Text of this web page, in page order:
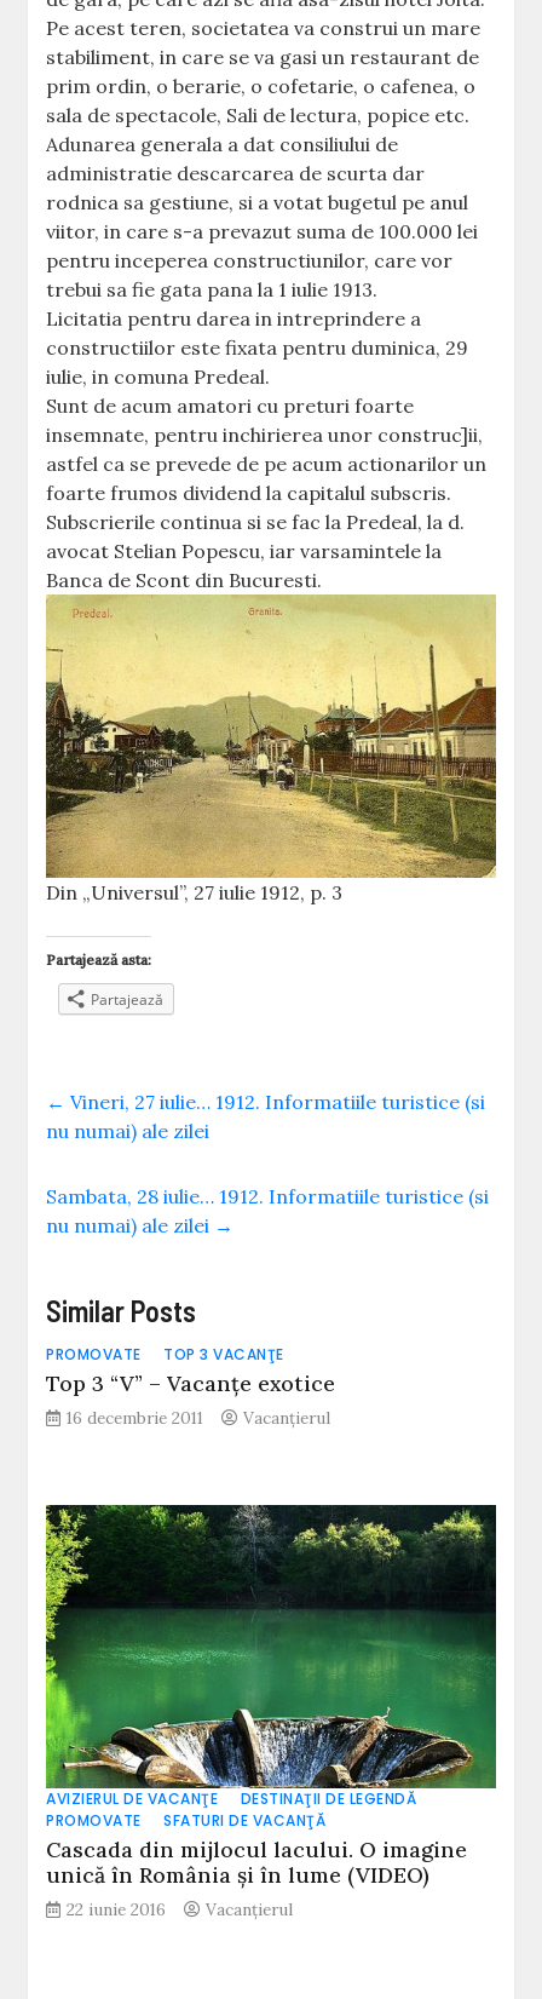
Pe acest teren, societatea va construi un mare
stabiliment, in care se va gasi un restaurant de
prim ordin, o berarie, o cofetarie, o cafenea, o
sala de spectacole, Sali de lectura, popice etc.
Adunarea generala a dat consiliului de
administratie descarcarea de scurta dar
rodnica sa gestiune, si a votat bugetul pe anul
viitor, in care s-a prevazut suma de 100.000 lei
pentru inceperea constructiunilor, care vor
trebui sa fie gata pana la 1 iulie 1913.
Licitatia pentru darea in intreprindere a
constructiilor este fixata pentru duminica, 29
iulie, in comuna Predeal.
Sunt de acum amatori cu preturi foarte
insemnate, pentru inchirierea unor construc]ii,
astfel ca se prevede de pe acum actionarilor un
foarte frumos dividend la capitalul subscris.
Subscrierile continua si se fac la Predeal, la d.
avocat Stelian Popescu, iar varsamintele la
Banca de Scont din Bucuresti.
Din „Universul”, 27 iulie 1912, p. 3
Partajează asta:
Partajează
← Vineri, 27 iulie… 1912. Informatiile turistice (si
nu numai) ale zilei
Sambata, 28 iulie… 1912. Informatiile turistice (si
nu numai) ale zilei →
Similar Posts
PROMOVATE TOP 3 VACANŢE
Top 3 “V” – Vacanțe exotice
16 decembrie 2011 Vacanțierul
AVIZIERUL DE VACANŢE
DESTINAŢII DE LEGENDĂ
PROMOVATE
SFATURI DE VACANŢĂ
Cascada din mijlocul lacului. O imagine
unică în România și în lume (VIDEO)
22 iunie 2016 Vacanțierul